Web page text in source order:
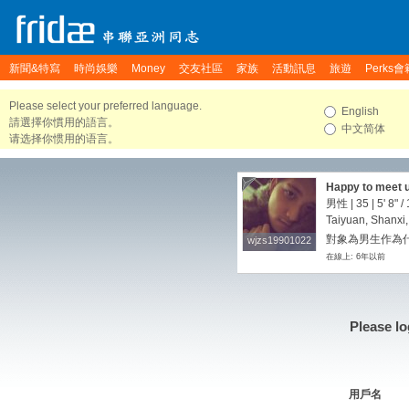
新聞&特寫 時尚娛樂 Money 交友社區 家族 活動訊息 旅遊 Perks會
Please select your preferred language.
請選擇你慣用的語言。
请选择你惯用的语言。
English
中文简体
wjzs19901022
wjzs19901022
Happy to meet
男性 | 35 | 5' 8" /
Taiyuan,
對象為男生作為
在線上: 6年以前
Please
用戶名